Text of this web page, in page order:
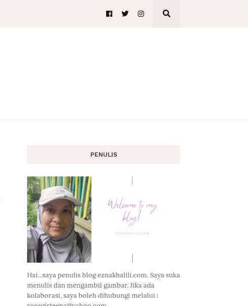
PENULIS
Hai...saya penulis blog eznakhalili.com. Saya suka
menulis dan mengambil gambar. Jika ada
kolaborasi, saya boleh dihubungi melalui :